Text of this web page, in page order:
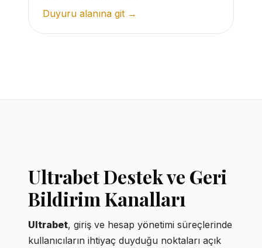
Duyuru alanına git →
Ultrabet Destek ve Geri
Bildirim Kanalları
Ultrabet, giriş ve hesap yönetimi süreçlerinde
kullanıcıların ihtiyaç duyduğu noktaları açık